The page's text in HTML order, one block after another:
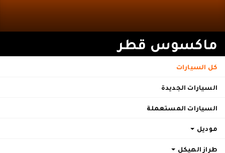
ماكسوس قطر
كل السيارات
السيارات الجديدة
السيارات المستعملة
موديل
طراز الهيكل